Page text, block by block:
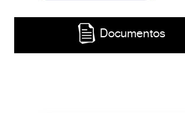
Documentos